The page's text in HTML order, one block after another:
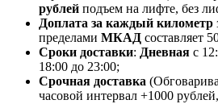
рублей подъем на лифте, без
Доплата за каждый километр
пределами МКАД составляет
Сроки доставки: Дневная с
18:00 до 23:00;
Срочная доставка
часовой интервал +1000